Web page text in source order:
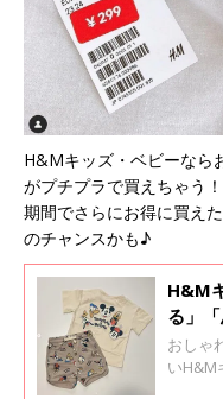
H&Mキッズ・ベビーなら
がプチプラで買えちゃう
期間でさらにお得に買え
のチャンスかも♪
H&M
る」
め服
おしゃ
いH&M